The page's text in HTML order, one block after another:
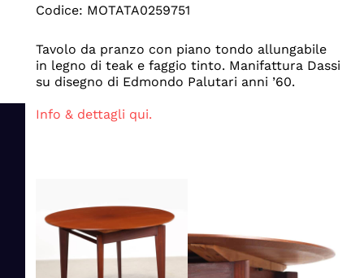
Codice: MOTATA0259751
Tavolo da pranzo con piano tondo allungabile
in legno di teak e faggio tinto. Manifattura Dassi
su disegno di Edmondo Palutari anni ’60.
Info & dettagli qui.